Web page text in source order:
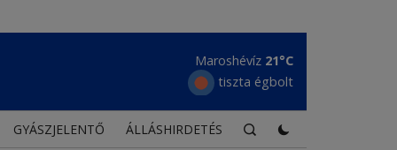
Maroshévíz 21°C
tiszta égbolt
GYÁSZJELENTŐ ÁLLÁSHIRDETÉS